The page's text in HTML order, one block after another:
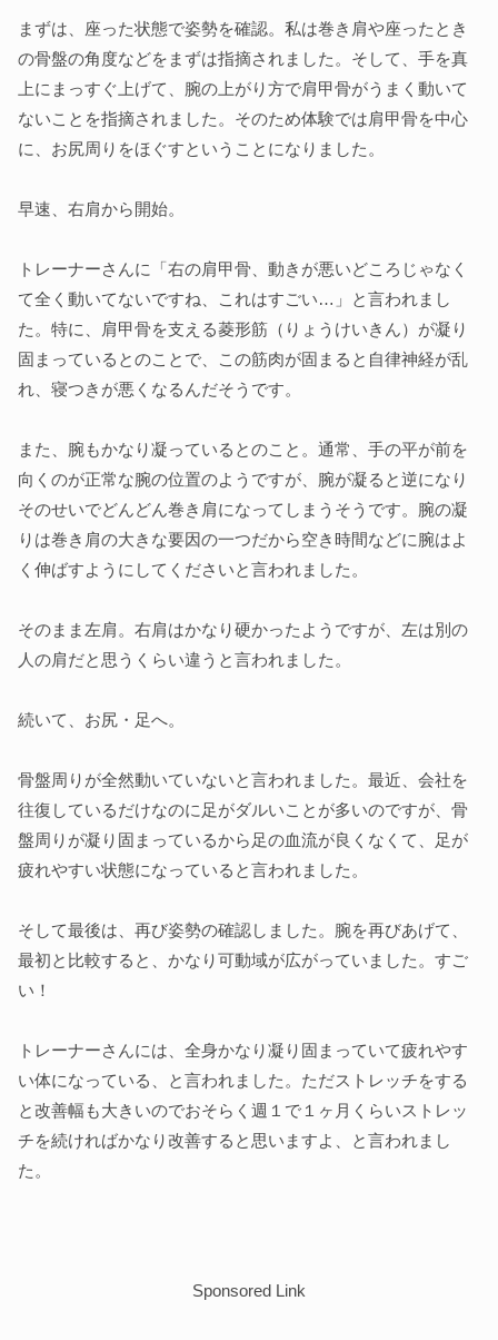
まずは、座った状態で姿勢を確認。私は巻き肩や座ったとき
の骨盤の角度などをまずは指摘されました。そして、手を真
上にまっすぐ上げて、腕の上がり方で肩甲骨がうまく動いて
ないことを指摘されました。そのため体験では肩甲骨を中心
に、お尻周りをほぐすということになりました。
早速、右肩から開始。
トレーナーさんに「右の肩甲骨、動きが悪いどころじゃなく
て全く動いてないですね、これはすごい…」と言われまし
た。特に、肩甲骨を支える菱形筋（りょうけいきん）が凝り
固まっているとのことで、この筋肉が固まると自律神経が乱
れ、寝つきが悪くなるんだそうです。
また、腕もかなり凝っているとのこと。通常、手の平が前を
向くのが正常な腕の位置のようですが、腕が凝ると逆になり
そのせいでどんどん巻き肩になってしまうそうです。腕の凝
りは巻き肩の大きな要因の一つだから空き時間などに腕はよ
く伸ばすようにしてくださいと言われました。
そのまま左肩。右肩はかなり硬かったようですが、左は別の
人の肩だと思うくらい違うと言われました。
続いて、お尻・足へ。
骨盤周りが全然動いていないと言われました。最近、会社を
往復しているだけなのに足がダルいことが多いのですが、骨
盤周りが凝り固まっているから足の血流が良くなくて、足が
疲れやすい状態になっていると言われました。
そして最後は、再び姿勢の確認しました。腕を再びあげて、
最初と比較すると、かなり可動域が広がっていました。すご
い！
トレーナーさんには、全身かなり凝り固まっていて疲れやす
い体になっている、と言われました。ただストレッチをする
と改善幅も大きいのでおそらく週１で１ヶ月くらいストレッ
チを続ければかなり改善すると思いますよ、と言われまし
た。
Sponsored Link